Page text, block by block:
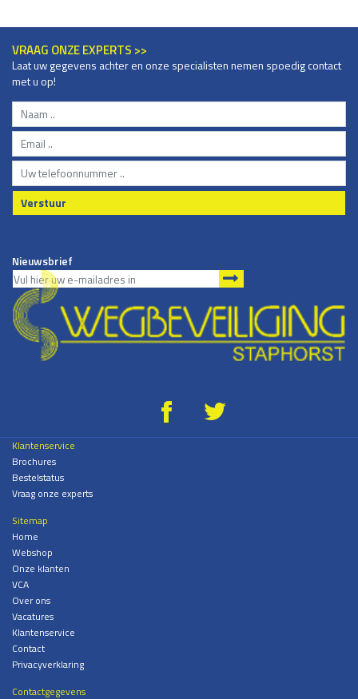
VRAAG ONZE EXPERTS >>
Laat uw gegevens achter en onze specialisten nemen spoedig contact
met u op!
Verstuur
Nieuwsbrief
g *
Klantenservice
Brochures
Bestelstatus
Vraag onze experts
Sitemap
Home
Webshop
Onze klanten
VCA
Over ons
Vacatures
Klantenservice
Contact
Privacyverklaring
Contactgegevens